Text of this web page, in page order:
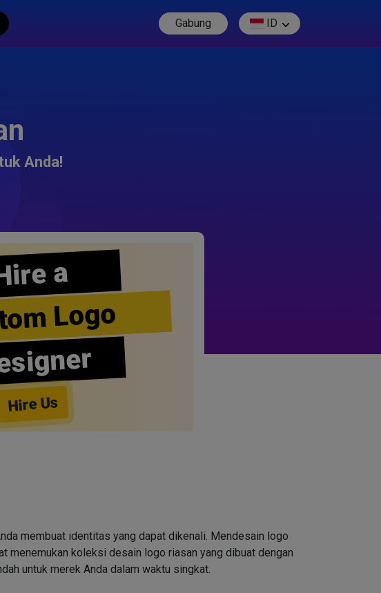
Gabung ID
Anda!
a
Logo
Hire Us
membuat identitas yang dapat dikenali. Mendesain logo
menemukan koleksi desain logo riasan yang dibuat dengan
untuk merek Anda dalam waktu singkat.